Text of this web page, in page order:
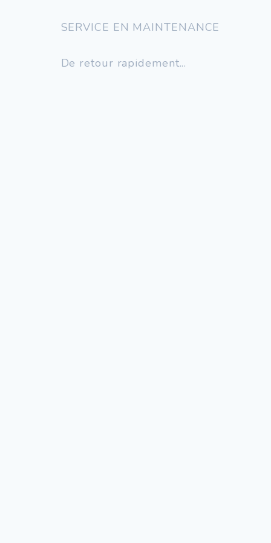
SERVICE EN MAINTENANCE
De retour rapidement...